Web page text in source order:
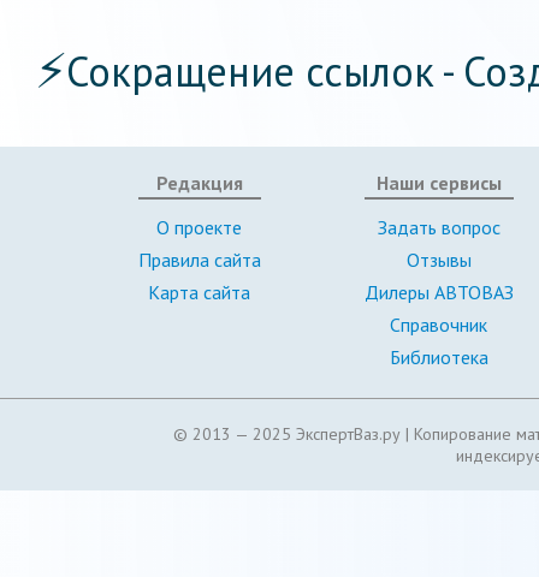
⚡Сокращение ссылок -
Редакция
О проекте
Правила сайта
Карта сайта
Наши сервисы
Задать вопрос
Отзывы
Дилеры АВТОВАЗ
Справочник
Библиотека
© 2013 — 2025 ЭкспертВаз.ру | Копирование